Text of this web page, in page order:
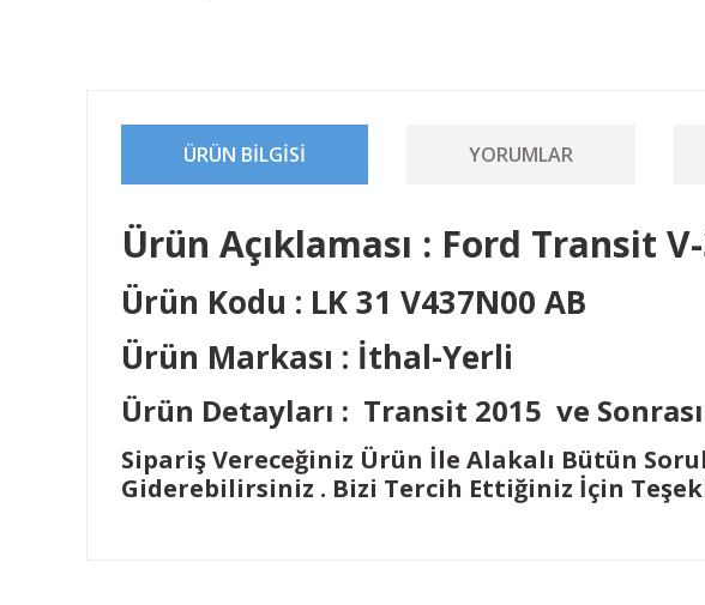
ÜRÜN BILGISI YORUMLAR
Ürün Açıklaması : Ford Transit
Ürün Kodu : LK 31 V437N00 AB
Ürün Markası : İthal-Yerli
Ürün Detayları : Transit 2015 ve
Sipariş Vereceğiniz Ürün İle Alakalı Bütün
Giderebilirsiniz . Bizi Tercih Ettiğiniz İçin